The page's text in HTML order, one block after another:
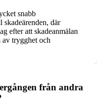
snabb
där
efter att skadeanmälan
av trygghet och
från andra